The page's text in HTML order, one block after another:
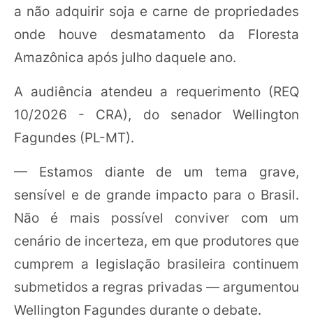
a não adquirir soja e carne de propriedades
onde houve desmatamento da Floresta
Amazônica após julho daquele ano.
A audiência atendeu a requerimento (REQ
10/2026 - CRA), do senador Wellington
Fagundes (PL-MT).
— Estamos diante de um tema grave,
sensível e de grande impacto para o Brasil.
Não é mais possível conviver com um
cenário de incerteza, em que produtores que
cumprem a legislação brasileira continuem
submetidos a regras privadas — argumentou
Wellington Fagundes durante o debate.